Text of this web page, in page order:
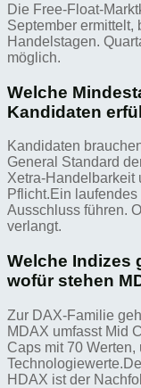
Die Free-Float-
September ermittelt,
Handelstagen.
möglich.
Welche
Kandidaten
Kandidaten
General Standard
Xetra-Handelbarkeit
Pflicht.Ein
Ausschluss führen.
verlangt.
Welche Indizes
wofür stehen
Zur DAX-Familie
MDAX umfasst Mid
Caps mit 70
HDAX ist der